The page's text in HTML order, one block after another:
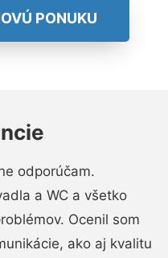
PONUKU
odporúčam.
a WC a všetko
Ocenil som
ako aj kvalitu